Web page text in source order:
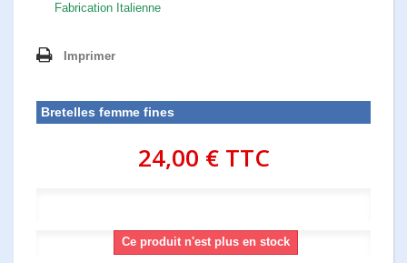
Fabrication Italienne
Imprimer
Bretelles femme fines
24,00 €TTC
Ce produit n'est plus en stock